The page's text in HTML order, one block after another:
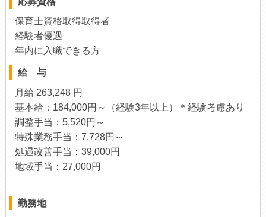
保育士資格取得取得者
経験者優遇
年内に入職できる方
給 与
月給 263,248 円
基本給：184,000円～（経験3年以上）＊経験考慮あり
調整手当：5,520円～
特殊業務手当：7,728円～
処遇改善手当：39,000円
地域手当：27,000円
勤務地